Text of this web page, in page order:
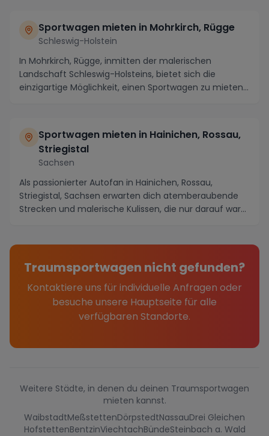
Sportwagen mieten in Mohrkirch, Rügge
Schleswig-Holstein
In Mohrkirch, Rügge, inmitten der malerischen
Landschaft Schleswig-Holsteins, bietet sich die
einzigartige Möglichkeit, einen Sportwagen zu mieten
Sportwagen mieten in Hainichen, Rossau,
Striegistal
Sachsen
Als passionierter Autofan in Hainichen, Rossau,
Striegistal, Sachsen erwarten dich atemberaubende
Strecken und malerische Kulissen, die nur darauf war...
Traumsportwagen nicht gefunden?
Kontaktiere uns für individuelle Anfragen oder
besuche unsere Hauptseite für alle
verfügbaren Standorte.
Weitere Städte, in denen du deinen Traumsportwagen
mieten kannst.
WaibstadtMeßstettenDörpstedtNassauDrei Gleichen
HofstettenBentzinViechtachBündeSteinbach a. Wald